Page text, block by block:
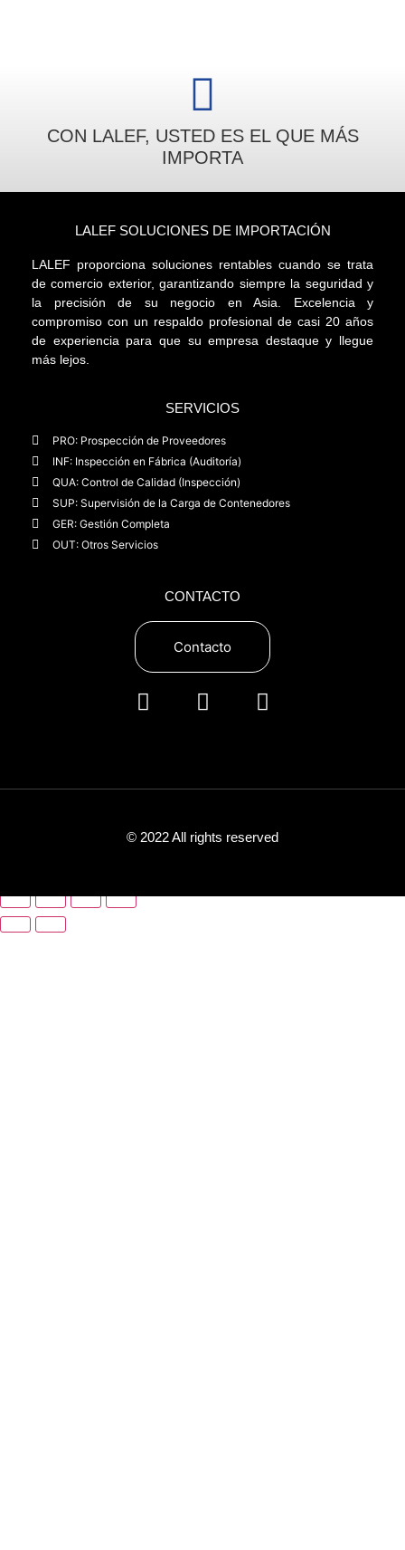
CON LALEF, USTED ES EL QUE MÁS
IMPORTA
LALEF SOLUCIONES DE IMPORTACIÓN
LALEF proporciona soluciones rentables cuando se trata
de comercio exterior, garantizando siempre la seguridad y
la precisión de su negocio en Asia. Excelencia y
compromiso con un respaldo profesional de casi 20 años
de experiencia para que su empresa destaque y llegue
más lejos.
SERVICIOS
PRO: Prospección de Proveedores
INF: Inspección en Fábrica (Auditoría)
QUA: Control de Calidad (Inspección)
SUP: Supervisión de la Carga de Contenedores
GER: Gestión Completa
OUT: Otros Servicios
CONTACTO
Contacto
© 2022 All rights reserved